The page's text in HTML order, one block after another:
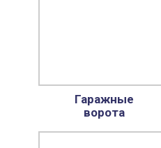
Гаражные
ворота